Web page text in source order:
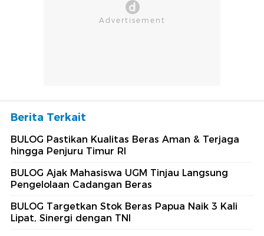
Berita Terkait
BULOG Pastikan Kualitas Beras Aman & Terjaga
hingga Penjuru Timur RI
BULOG Ajak Mahasiswa UGM Tinjau Langsung
Pengelolaan Cadangan Beras
BULOG Targetkan Stok Beras Papua Naik 3 Kali
Lipat, Sinergi dengan TNI